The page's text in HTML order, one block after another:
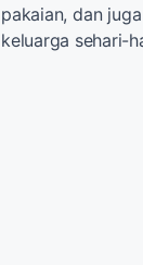
pakaian, dan
keluarga sehari-